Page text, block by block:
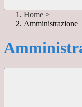
Home >
Amministrazione